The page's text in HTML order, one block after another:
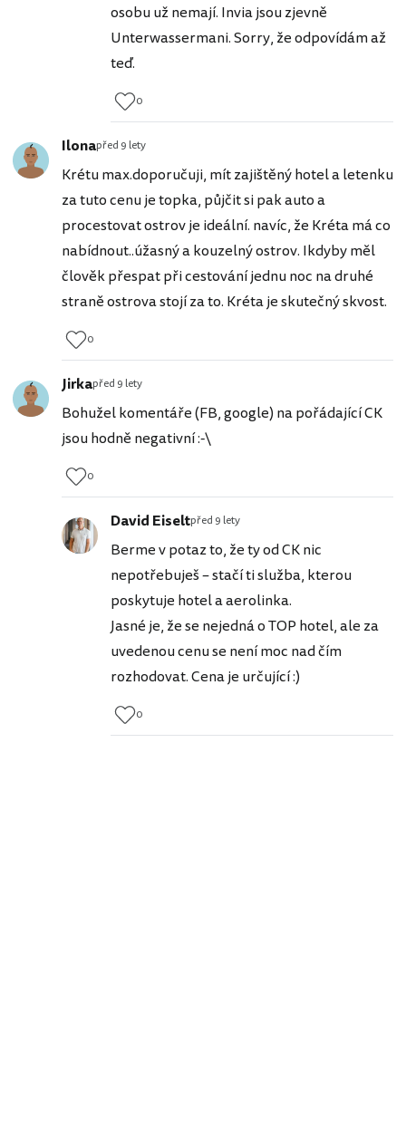
osobu už nemají. Invia jsou zjevně
Unterwassermani. Sorry, že odpovídám až
teď.
0
Ilonapřed 9 lety
Krétu max.doporučuji, mít zajištěný hotel a letenku
za tuto cenu je topka, půjčit si pak auto a
procestovat ostrov je ideální. navíc, že Kréta má co
nabídnout..úžasný a kouzelný ostrov. Ikdyby měl
člověk přespat při cestování jednu noc na druhé
straně ostrova stojí za to. Kréta je skutečný skvost.
0
Jirkapřed 9 lety
Bohužel komentáře (FB, google) na pořádající CK
jsou hodně negativní :-\
0
David Eiseltpřed 9 lety
Berme v potaz to, že ty od CK nic
nepotřebuješ – stačí ti služba, kterou
poskytuje hotel a aerolinka.
Jasné je, že se nejedná o TOP hotel, ale za
uvedenou cenu se není moc nad čím
rozhodovat. Cena je určující :)
0